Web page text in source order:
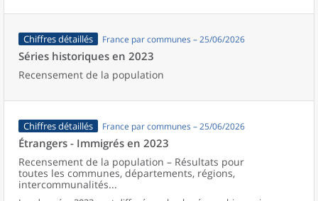
Chiffres détaillés France par communes – 25/06/2026
Séries historiques en 2023
Recensement de la population
Chiffres détaillés France par communes – 25/06/2026
Étrangers - Immigrés en 2023
Recensement de la population – Résultats pour
toutes les communes, départements, régions,
intercommunalités...